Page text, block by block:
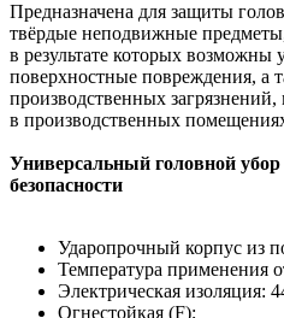
Предназначена для защиты
твёрдые неподвижные
в результате которых
поверхностные повреждения, а
производственных
в производственных
Универсальный головной
безопасности
Ударопрочный корпус из
Температура применения
Электрическая изоляция:
Огнестойкая (F);